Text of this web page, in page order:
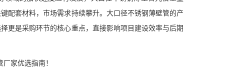
配套材料，市场需求持续攀升。大口径不锈钢薄壁管的产
更是采购环节的核心重点，直接影响项目建设效率与后期
家优选指南！